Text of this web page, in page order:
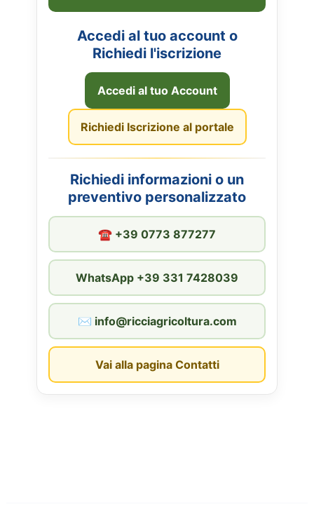
Accedi al tuo account o
Richiedi l'iscrizione
Accedi al tuo Account
Richiedi Iscrizione al portale
Richiedi informazioni o un
preventivo personalizzato
☎︎ +39 0773 877277
WhatsApp +39 331 7428039
✉︎ info@ricciagricoltura.com
Vai alla pagina Contatti